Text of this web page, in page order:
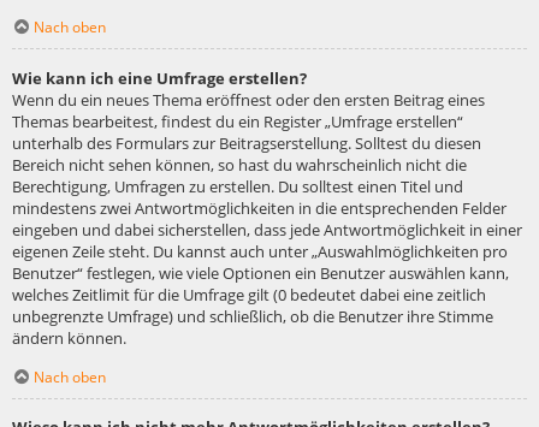
Nach oben
Wie kann ich eine Umfrage erstellen?
Wenn du ein neues Thema eröffnest oder den ersten Beitrag eines
Themas bearbeitest, findest du ein Register „Umfrage erstellen“
unterhalb des Formulars zur Beitragserstellung. Solltest du diesen
Bereich nicht sehen können, so hast du wahrscheinlich nicht die
Berechtigung, Umfragen zu erstellen. Du solltest einen Titel und
mindestens zwei Antwortmöglichkeiten in die entsprechenden Felder
eingeben und dabei sicherstellen, dass jede Antwortmöglichkeit in einer
eigenen Zeile steht. Du kannst auch unter „Auswahlmöglichkeiten pro
Benutzer“ festlegen, wie viele Optionen ein Benutzer auswählen kann,
welches Zeitlimit für die Umfrage gilt (0 bedeutet dabei eine zeitlich
unbegrenzte Umfrage) und schließlich, ob die Benutzer ihre Stimme
ändern können.
Nach oben